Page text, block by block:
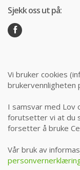
Sjekk oss ut på:
Vi bruker cookies
brukervennligheten
I samsvar med Lov
forutsetter vi at du
forsetter å bruke
Vår bruk av